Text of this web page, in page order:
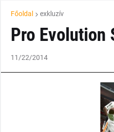
Főoldal exkluzív
Pro Evolution
11/22/2014